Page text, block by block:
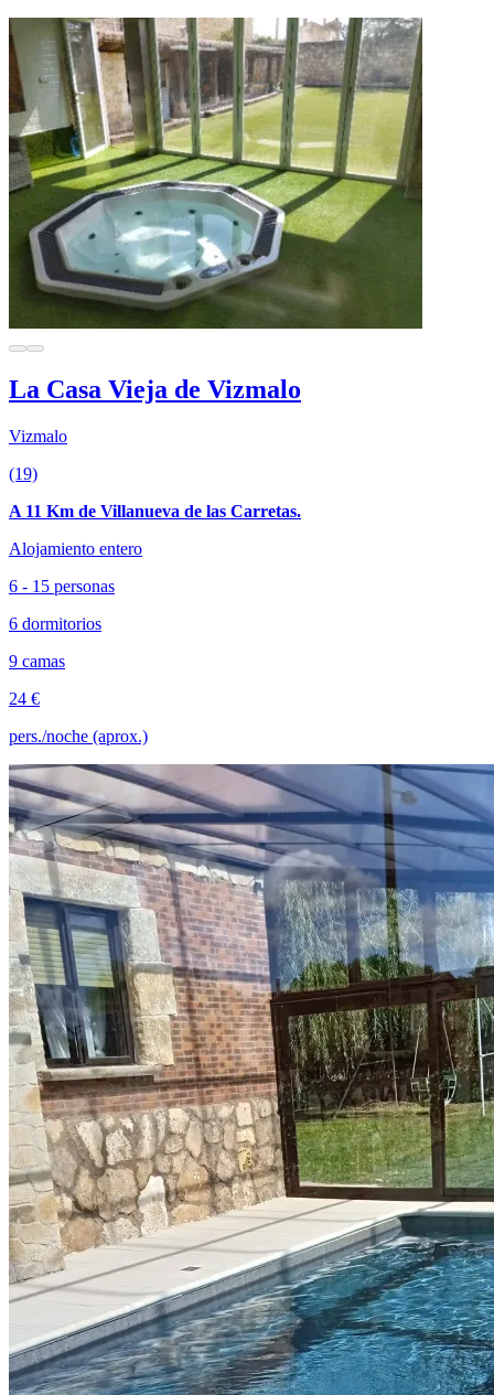
La Casa Vieja de Vizmalo
Vizmalo
(19)
A 11 Km de Villanueva de las Carretas.
Alojamiento entero
6 - 15 personas
6 dormitorios
9 camas
24 €
pers./noche (aprox.)